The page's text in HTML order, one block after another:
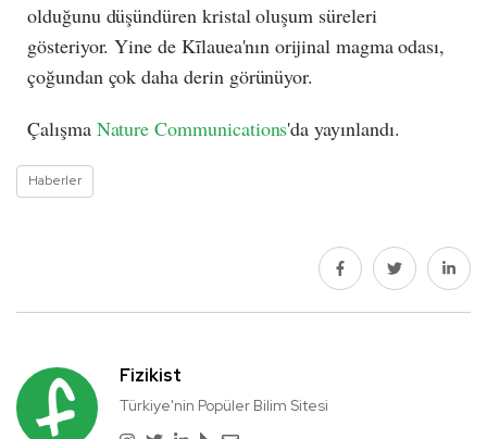
olduğunu düşündüren kristal oluşum süreleri
gösteriyor. Yine de Kīlauea'nın orijinal magma odası,
çoğundan çok daha derin görünüyor.
Çalışma Nature Communications'da yayınlandı.
Haberler
Fizikist
Türkiye'nin Popüler Bilim Sitesi